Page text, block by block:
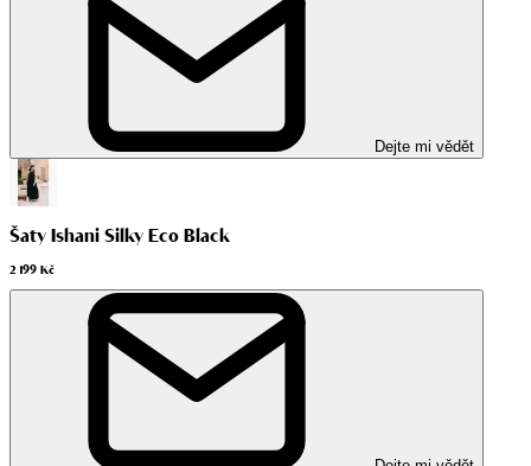
Dejte mi vědět
Šaty Ishani Silky Eco Black
2 199 Kč